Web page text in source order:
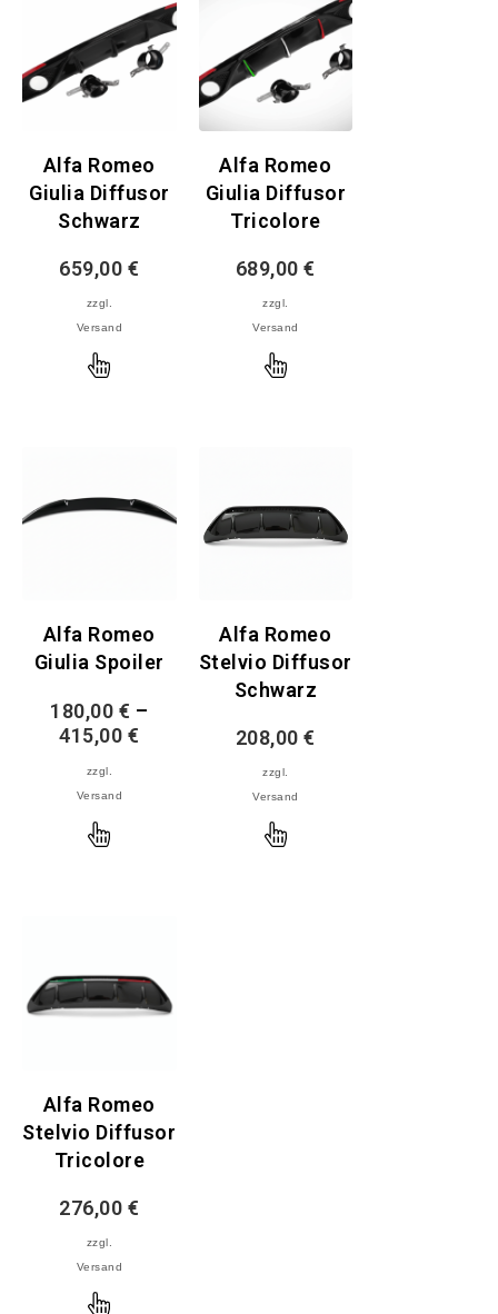
Alfa Romeo
Giulia Diffusor
Schwarz
659,00 €
zzgl.
Versand
Alfa Romeo
Giulia Diffusor
Tricolore
689,00€
zzgl.
Versand
Alfa Romeo
Giulia Spoiler
180,00 € –
415,00 €
zzgl.
Versand
Alfa Romeo
Stelvio Diffusor
Schwarz
208,00€
zzgl.
Versand
Alfa Romeo
Stelvio Diffusor
Tricolore
276,00 €
zzgl.
Versand